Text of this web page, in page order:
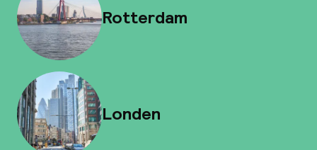
Rotterdam
Londen